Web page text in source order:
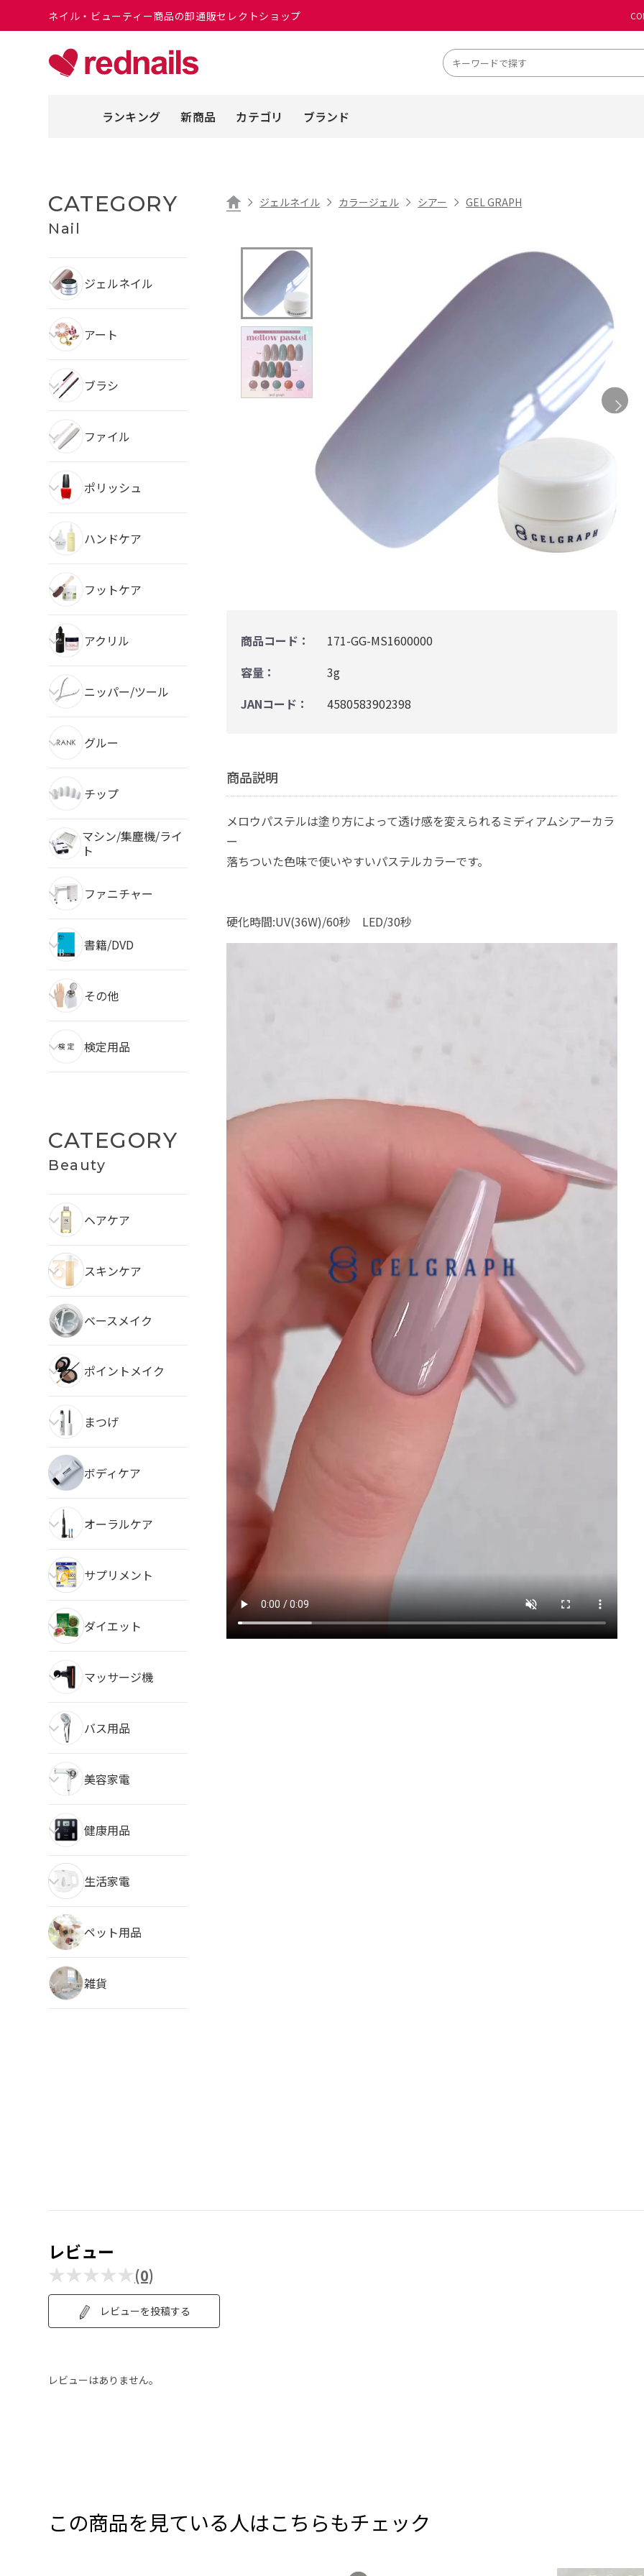
ネイル・ビューティー商品の卸通販セレクトショップ
ランキング 新商品 カテゴリ ブランド
CATEGORY
Nail
ジェルネイル
アート
ブラシ
ファイル
ポリッシュ
ハンドケア
フットケア
アクリル
ニッパー/ツール
グルー
チップ
マシン/集塵機/ライ
ト
ファニチャー
書籍/DVD
その他
検定用品
CATEGORY
Beauty
ヘアケア
スキンケア
ベースメイク
ポイントメイク
まつげ
ボディケア
オーラルケア
サプリメント
ダイエット
マッサージ機
バス用品
美容家電
健康用品
生活家電
ペット用品
雑貨
ジェルネイル カラージェル シアー GEL GRAPH
商品コード：
171-GG-MS1600000
容量：
3g
JANコード：
4580583902398
商品説明
メロウパステルは塗り方によって透け感を変えられるミディアムシアーカラ
ー
落ちついた色味で使いやすいパステルカラーです。
硬化時間:UV(36W)/60秒 LED/30秒
レビュー
★★★★★(0)
レビューを投稿する
レビューはありません。
この商品を見ている人はこちらもチェック